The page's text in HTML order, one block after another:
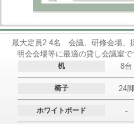
最大定員2 4名 会議、研修会場、
明会会場等に最適の貸し会議室で
机 8台
椅子 24脚
ホワイトボード -